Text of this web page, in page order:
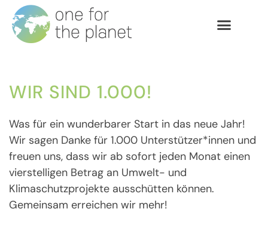
WIR SIND 1.000!
Was für ein wunderbarer Start in das neue Jahr!
Wir sagen Danke für 1.000 Unterstützer*innen und
freuen uns, dass wir ab sofort jeden Monat einen
vierstelligen Betrag an Umwelt- und
Klimaschutzprojekte ausschütten können.
Gemeinsam erreichen wir mehr!